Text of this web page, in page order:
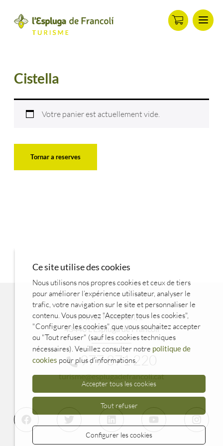
Menu
Cistella
Votre panier est actuellement vide.
Tornar a reserves
Pl. del Mil·lenari, 1
43440 L'Espluga de Francolí
977 871 220
turisme@esplugadefrancoli.cat
Ce site utilise des cookies
Nous utilisons nos propres cookies et ceux de tiers
pour améliorer l’expérience utilisateur, analyser le
trafic, votre navigation sur le site et personnaliser le
contenu. Vous pouvez "Accepter tous les cookies",
"Configurer les cookies" que vous souhaitez accepter
ou "Tout refuser" (sauf les cookies techniques
nécessaires). Veuillez consulter notre politique de
cookies pour plus d’informations.
Accepter tous les cookies
Tout refuser
Configurer les cookies